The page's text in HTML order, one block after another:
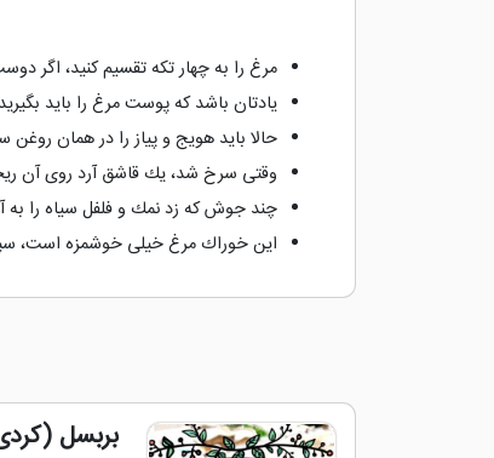
مرغ را به چهار تكه تقسیم كنید، اگر
یادتان باشد كه پوست مرغ را باید
حالا باید هویج و پیاز را در همان روغن
وقتی سرخ شد، یك قاشق آرد روی آن
چند جوش كه زد نمك و فلفل سیاه را به
این خوراك مرغ خیلی خوشمزه است،
بربسل